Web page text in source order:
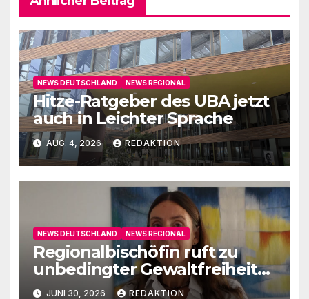
NEWS DEUTSCHLAND NEWS REGIONAL
Hitze-Ratgeber des UBA jetzt
auch in Leichter Sprache
AUG. 4, 2026 REDAKTION
NEWS DEUTSCHLAND NEWS REGIONAL
Regionalbischöfin ruft zu
unbedingter Gewaltfreiheit
aufJUNI 30, 2026 REDAKTION